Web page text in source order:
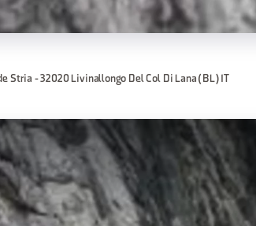
Stria - 32020 Livinallongo Del Col Di Lana (BL) IT